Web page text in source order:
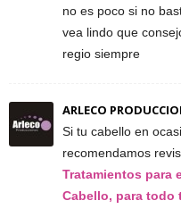
no es poco si no
vea lindo que
regio siempre
ARLECO
Si tu cabello en
recomendamos
Tratamientos para
Cabello, para todo